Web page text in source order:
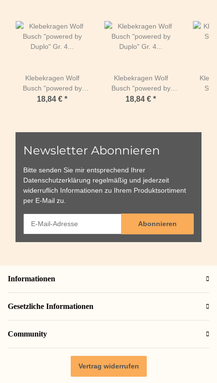
Klebekragen Wolf
Busch "powered by
Duplo" Gr. 4 Duplo-
18,84 € *
Klebekragen Wolf
Busch "powered by
Duplo" Gr. 4 Duplo-
18,84 € *
Newsletter Abonnieren
Bitte senden Sie mir entsprechend Ihrer
Datenschutzerklärung regelmäßig und jederzeit
widerruflich Informationen zu Ihrem Produktsortiment
per E-Mail zu.
Abonnieren
Informationen
Gesetzliche Informationen
Community
Vertrag widerrufen